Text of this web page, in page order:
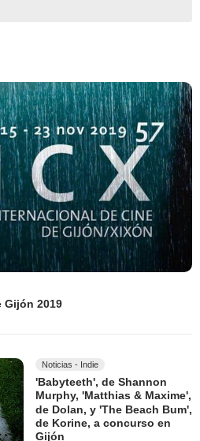
Gijón 2019
Noticias - Indie
'Babyteeth', de Shannon
Murphy, 'Matthias & Maxime',
de Dolan, y 'The Beach Bum',
de Korine, a concurso en
Gijón